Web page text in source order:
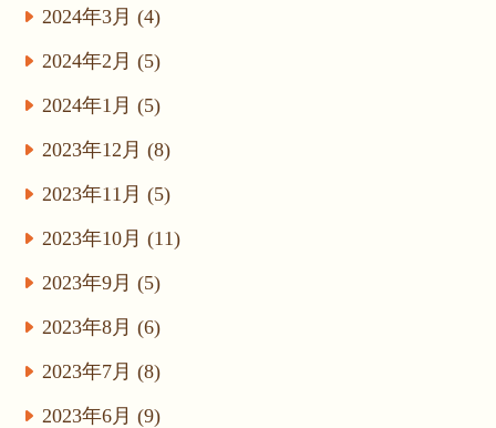
2024年3月 (4)
2024年2月 (5)
2024年1月 (5)
2023年12月 (8)
2023年11月 (5)
2023年10月 (11)
2023年9月 (5)
2023年8月 (6)
2023年7月 (8)
2023年6月 (9)